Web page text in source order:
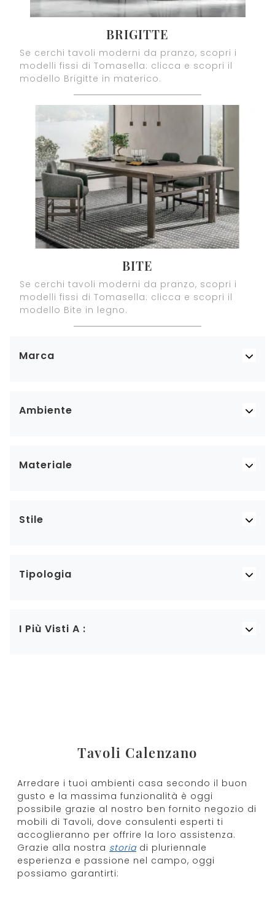
Marca
Ambiente
Materiale
Stile
Tipologia
I Più Visti A :
BRIGITTE
Se cerchi tavoli moderni da pranzo, scopri i
modelli fissi di Tomasella: clicca e scopri il
modello Brigitte in materico.
BITE
Se cerchi tavoli moderni da pranzo, scopri i
modelli fissi di Tomasella: clicca e scopri il
modello Bite in legno.
Tavoli Calenzano
Arredare i tuoi ambienti casa secondo il buon
gusto e la massima funzionalità è oggi
possibile grazie al nostro ben fornito negozio di
mobili di Tavoli, dove consulenti esperti ti
accoglieranno per offrire la loro assistenza.
Grazie alla nostra storiadi pluriennale
esperienza e passione nel campo, oggi
possiamo garantirti: